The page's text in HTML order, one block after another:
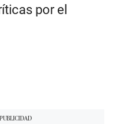
por el